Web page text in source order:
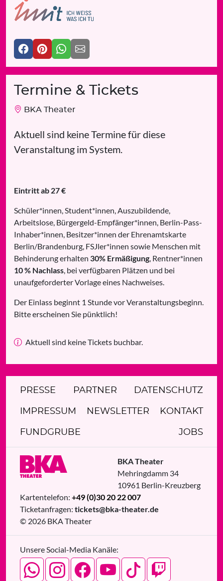
Termine & Tickets
BKA Theater
Aktuell sind keine Termine für diese
Veranstaltung im System.
Eintritt ab 27 €
Schüler*innen, Student*innen, Auszubildende,
Arbeitslose, Bürgergeld-Empfänger*innen, Berlin-Pass-
Inhaber*innen, Besitzer*innen der Ehrenamtskarte
Berlin/Brandenburg, FSJler*innen sowie Menschen mit
Behinderung erhalten 30% Ermäßigung , Rentner*innen
10 % Nachlass , bei verfügbaren Plätzen und bei
unaufgeforderter Vorlage eines Nachweises.
Der Einlass beginnt 1 Stunde vor Veranstaltungsbeginn.
Bitte erscheinen Sie pünktlich!
Aktuell sind keine Tickets buchbar.
PRESSE PARTNER DATENSCHUTZ
IMPRESSUM NEWSLETTER KONTAKT
FUNDGRUBE JOBS
BKA Theater
Mehringdamm 34
10961 Berlin-Kreuzberg
Kartentelefon: +49 (0)30 20 22 007
Ticketanfragen: tickets@bka-theater.de
© 2026 BKA Theater
Unsere Social-Media Kanäle: